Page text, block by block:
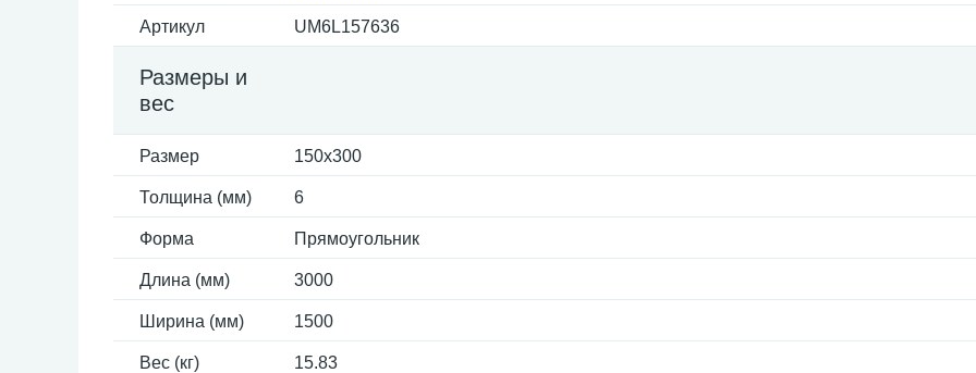
Артикул UM6L157636
Размеры и
вес
Размер 150x300
Толщина (мм) 6
Форма Прямоугольник
Длина (мм) 3000
Ширина (мм) 1500
Вес (кг) 15.83